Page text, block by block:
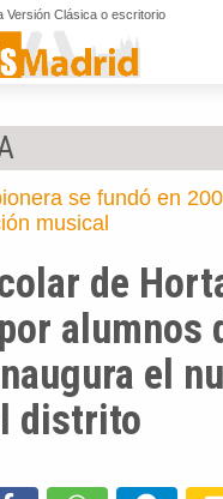
Versión Clásica o escritorio
se fundó en
musical
de
alumnos
el
distrito